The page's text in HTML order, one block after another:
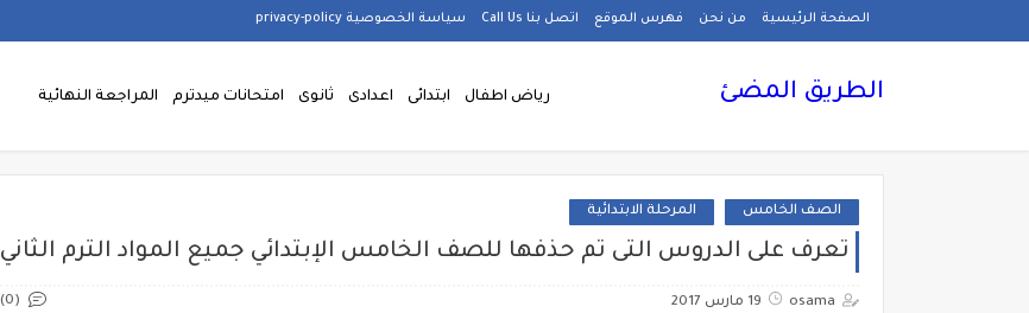
الصفحة الرئيسية من نحن فهرس الموقع اتصل بنا Call Us سياسة الخصوصية privacy-policy
الطريق المضئ رياض اطفال ابتدائى اعدادى ثانوى امتحانات ميدترم المراجعة النهائية
الصف الخامس المرحلة الابتدائية
تعرف على الدروس التى تم حذفها للصف الخامس الإبتدائي جميع المواد الترم الثاني
osama 19 مارس 2017 (0)